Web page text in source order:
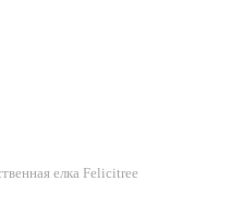
елка Felicitree